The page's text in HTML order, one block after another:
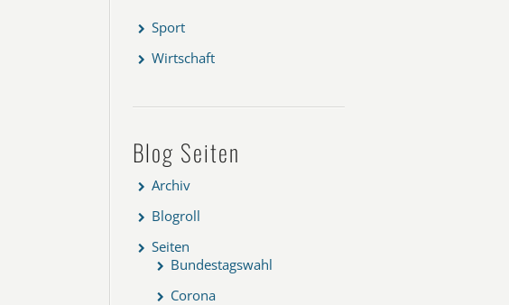
Sport
Wirtschaft
Blog Seiten
Archiv
Blogroll
Seiten
Bundestagswahl
Corona